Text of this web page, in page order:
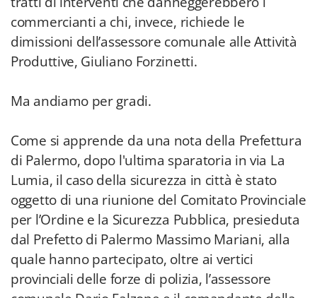
commercianti a chi, invece, richiede le
dimissioni dell’assessore comunale alle Attività
Produttive, Giuliano Forzinetti.
Ma andiamo per gradi.
Come si apprende da una nota della Prefettura
di Palermo, dopo l'ultima sparatoria in via La
Lumia, il caso della sicurezza in città è stato
oggetto di una riunione del Comitato Provinciale
per l’Ordine e la Sicurezza Pubblica, presieduta
dal Prefetto di Palermo Massimo Mariani, alla
quale hanno partecipato, oltre ai vertici
provinciali delle forze di polizia, l’assessore